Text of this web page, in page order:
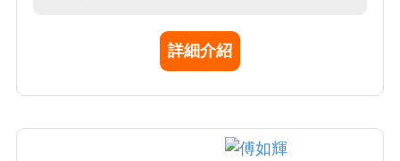
詳細介紹